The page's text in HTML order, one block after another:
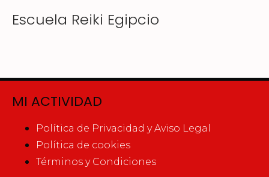
Escuela Reiki Egipcio
MI ACTIVIDAD
Política de Privacidad y Aviso Legal
Política de cookies
Términos y Condiciones